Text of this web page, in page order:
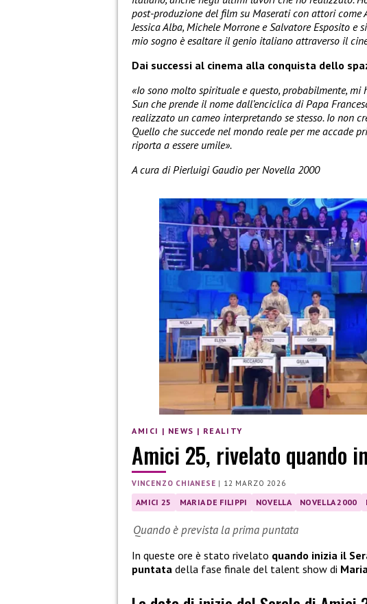
post-produzione del film su Maserati con attori come
Jessica Alba, Michele Morrone e Salvatore Esposito
mio sogno è esaltare il genio italiano attraverso il
Dai successi al cinema alla conquista dello
«Io sono molto spirituale e questo, probabilmente,
Sun che prende il nome dall’enciclica di Papa
realizzato un cameo interpretando se stesso. Io non
Quello che succede nel mondo reale per me accade
riporta a essere umile».
A cura di Pierluigi Gaudio per Novella 2000
AMICI | NEWS | REALITY
Amici 25, rivelato quando
VINCENZO CHIANESE | 12 MARZO 2026
AMICI 25 MARIA DE FILIPPI NOVELLA NOVELLA 2000
Quando è prevista la prima puntata
In queste ore è stato rivelato quando inizia il
puntata della fase finale del talent show di